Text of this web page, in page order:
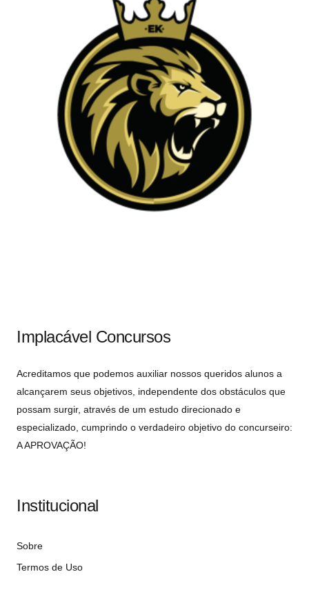
Implacável Concursos
Acreditamos que podemos auxiliar nossos queridos alunos a
alcançarem seus objetivos, independente dos obstáculos que
possam surgir, através de um estudo direcionado e
especializado, cumprindo o verdadeiro objetivo do concurseiro:
A APROVAÇÃO!
Institucional
Sobre
Termos de Uso